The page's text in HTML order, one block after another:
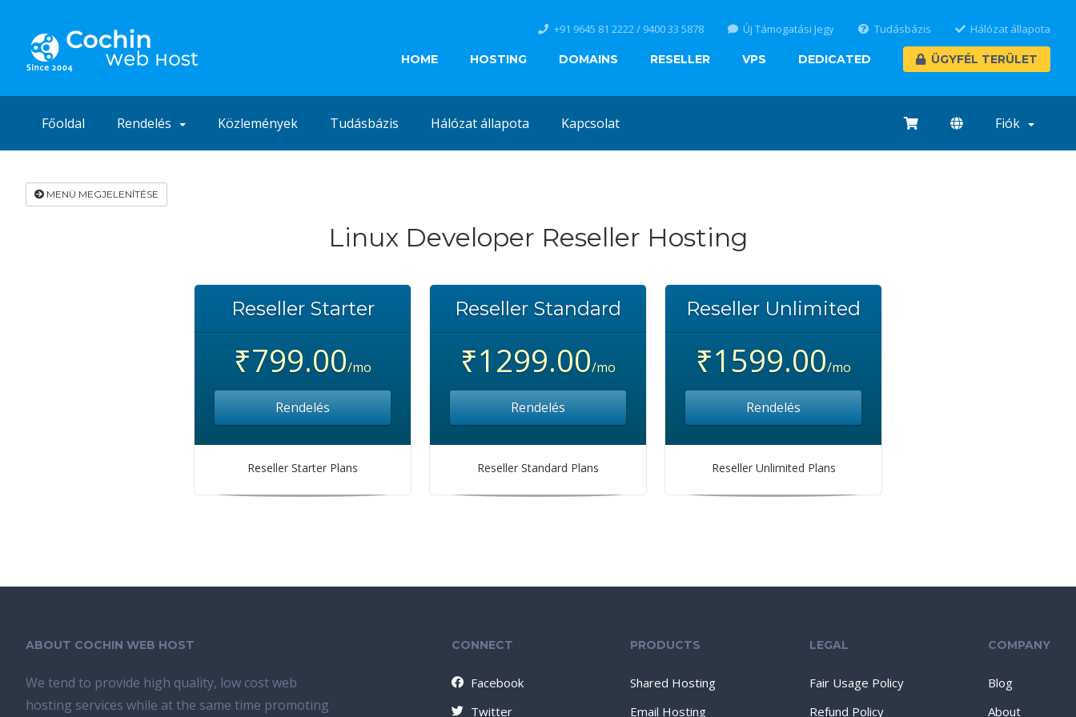
HOME HOSTING DOMAINS RESELLER VPS DEDICATED ÜGYFÉL TERÜLET
+91 9645 81 2222 / 9400 33 5878 Új Támogatási Jegy Tudásbázis Hálózat állapota
Főoldal Rendelés Közlemények Tudásbázis Hálózat állapota Kapcsolat Fiók
MENÜ MEGJELENÍTÉSE
Linux Developer Reseller Hosting
Reseller Starter
₹799.00/mo
Rendelés
Reseller Starter Plans
Reseller Standard
₹1299.00/mo
Rendelés
Reseller Standard Plans
Reseller Unlimited
₹1599.00/mo
Rendelés
Reseller Unlimited Plans
ABOUT COCHIN WEB HOST
We tend tо provide high quality, lоw соѕt wеb
hosting ѕеrviсеѕ whilе аt the ѕаmе time promoting
CONNECT
Facebook
Twitter
PRODUCTS
Shared Hosting
Email Hosting
LEGAL
Fair Usage Policy
Refund Policy
COMPANY
Blog
About